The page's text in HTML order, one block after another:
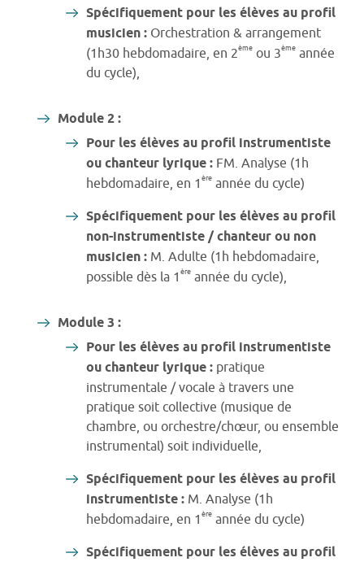
Spécifiquement pour les élèves au profil
musicien : Orchestration & arrangement
(1h30 hebdomadaire, en 2ème ou 3ème année
du cycle),
Module 2 :
Pour les élèves au profil instrumentiste
ou chanteur lyrique : FM. Analyse (1h
hebdomadaire, en 1 ère année du cycle)
Spécifiquement pour les élèves au profil
non-instrumentiste / chanteur ou non
musicien : M. Adulte (1h hebdomadaire,
possible dès la 1 ère année du cycle),
Module 3 :
Pour les élèves au profil instrumentiste
ou chanteur lyrique : pratique
instrumentale / vocale à travers une
pratique soit collective (musique de
chambre, ou orchestre/chœur, ou ensemble
instrumental) soit individuelle,
Spécifiquement pour les élèves au profil
instrumentiste : M. Analyse (1h
hebdomadaire, en 1 ère année du cycle)
Spécifiquement pour les élèves au profil